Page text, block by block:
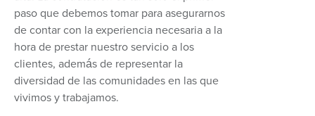
paso que debemos tomar para asegurarnos
de contar con la experiencia necesaria a la
hora de prestar nuestro servicio a los
clientes, además de representar la
diversidad de las comunidades en las que
vivimos y trabajamos.